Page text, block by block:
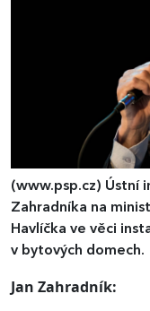
(www.psp.cz) Ústní
Zahradníka na
Havlíčka ve věci
v bytových domech.
Jan Zahradník: